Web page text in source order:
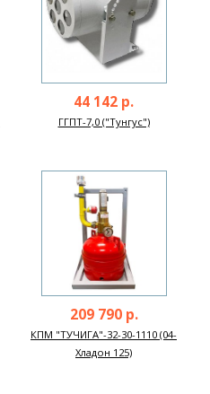
44 142 р.
ГГПТ-7,0 ("Тунгус")
209 790 р.
КПМ "ТУЧИГА"-32-30-1110 (04-
Хладон 125)